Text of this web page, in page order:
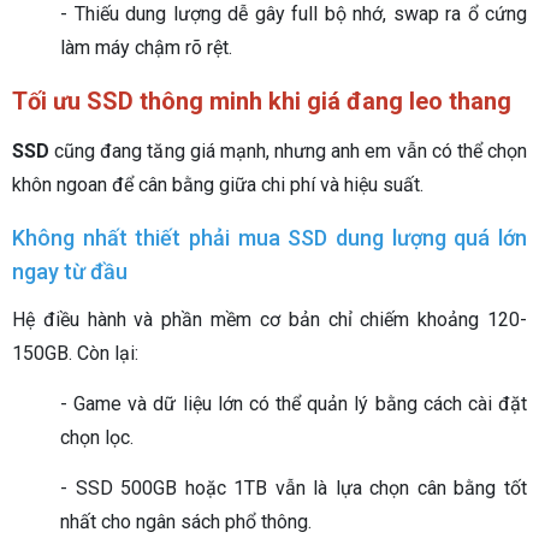
- Thiếu dung lượng dễ gây full bộ nhớ, swap ra ổ cứng
làm máy chậm rõ rệt.
Tối ưu SSD thông minh khi giá đang leo thang
SSD cũng đang tăng giá mạnh, nhưng anh em vẫn có thể chọn
khôn ngoan để cân bằng giữa chi phí và hiệu suất.
Không nhất thiết phải mua SSD dung lượng quá lớn
ngay từ đầu
Hệ điều hành và phần mềm cơ bản chỉ chiếm khoảng 120-
150GB. Còn lại:
- Game và dữ liệu lớn có thể quản lý bằng cách cài đặt
chọn lọc.
- SSD 500GB hoặc 1TB vẫn là lựa chọn cân bằng tốt
nhất cho ngân sách phổ thông.